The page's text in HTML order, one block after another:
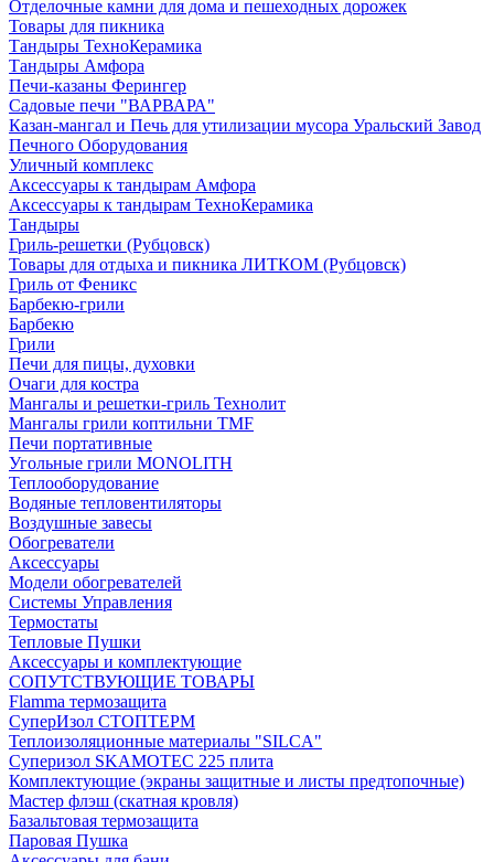
Отделочные камни для дома и пешеходных дорожек
Товары для пикника
Тандыры ТехноКерамика
Тандыры Амфора
Печи-казаны Ферингер
Садовые печи "ВАРВАРА"
Казан-мангал и Печь для утилизации мусора Уральский Завод
Печного Оборудования
Уличный комплекс
Аксессуары к тандырам Амфора
Аксессуары к тандырам ТехноКерамика
Тандыры
Гриль-решетки (Рубцовск)
Товары для отдыха и пикника ЛИТКОМ (Рубцовск)
Гриль от Феникс
Барбекю-грили
Барбекю
Грили
Печи для пицы, духовки
Очаги для костра
Мангалы и решетки-гриль Технолит
Мангалы грили коптильни TMF
Печи портативные
Угольные грили MONOLITH
Теплооборудование
Водяные тепловентиляторы
Воздушные завесы
Обогреватели
Аксессуары
Модели обогревателей
Системы Управления
Термостаты
Тепловые Пушки
Аксессуары и комплектующие
СОПУТСТВУЮЩИЕ ТОВАРЫ
Flamma термозащита
СуперИзол СТОПТЕРМ
Теплоизоляционные материалы "SILCA"
Суперизол SKAMOTEC 225 плита
Комплектующие (экраны защитные и листы предтопочные)
Мастер флэш (скатная кровля)
Базальтовая термозащита
Паровая Пушка